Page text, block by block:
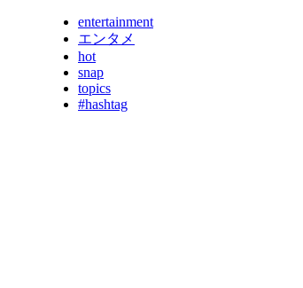
entertainment
エンタメ
hot
snap
topics
#hashtag